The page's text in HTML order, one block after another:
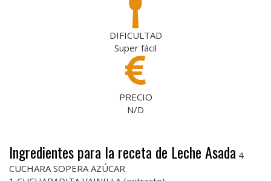
DIFICULTAD
Super fácil
PRECIO
N/D
Ingredientes para la receta de Leche Asada 4
CUCHARA SOPERA AZÚCAR